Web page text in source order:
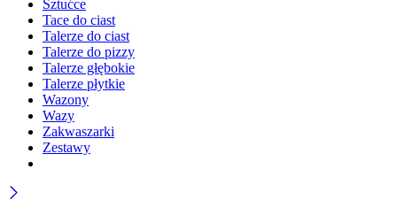
Sztućce
Tace do ciast
Talerze do ciast
Talerze do pizzy
Talerze głębokie
Talerze płytkie
Wazony
Wazy
Zakwaszarki
Zestawy